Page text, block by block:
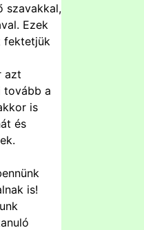
szavakkal,
Ezek
fektetjük
azt
tovább a
is
és
is!